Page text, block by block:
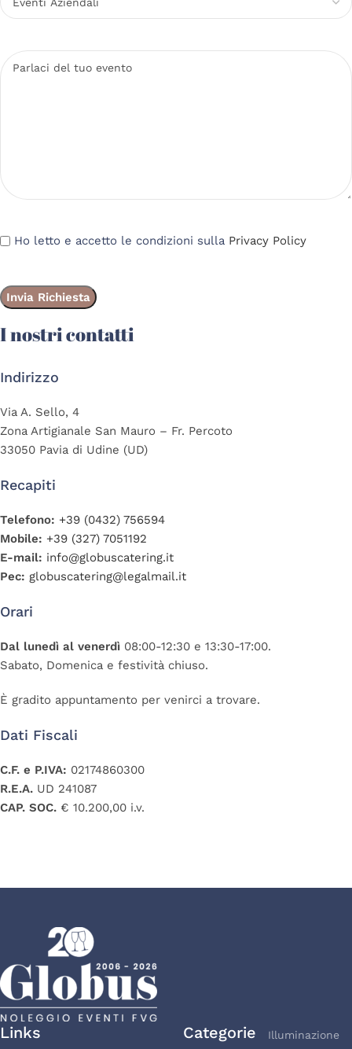
Ho letto e accetto le condizioni sulla Privacy Policy
I nostri contatti
Indirizzo
Via A. Sello, 4
Zona Artigianale San Mauro – Fr. Percoto
33050 Pavia di Udine (UD)
Recapiti
Telefono: +39 (0432) 756594
Mobile: +39 (327) 7051192
E-mail: info@globuscatering.it
Pec: globuscatering@legalmail.it
Orari
Dal lunedì al venerdì 08:00-12:30 e 13:30-17:00.
Sabato, Domenica e festività chiuso.
È gradito appuntamento per venirci a trovare.
Dati Fiscali
C.F. e P.IVA: 02174860300
R.E.A. UD 241087
CAP. SOC. € 10.200,00 i.v.
Links Categorie Illuminazione